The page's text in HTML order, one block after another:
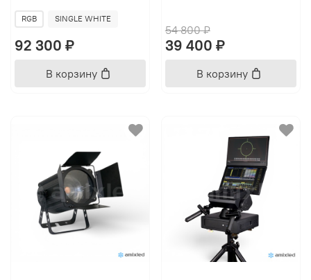
RGB SINGLE WHITE
92 300 ₽
В корзину
54 800 ₽
39 400 ₽
В корзину